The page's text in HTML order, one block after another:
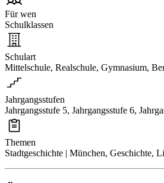
Für wen
Schulklassen
Schulart
Mittelschule, Realschule, Gymnasium,
Jahrgangsstufen
Jahrgangsstufe 5, Jahrgangsstufe 6,
Themen
Stadtgeschichte | München, Geschichte,